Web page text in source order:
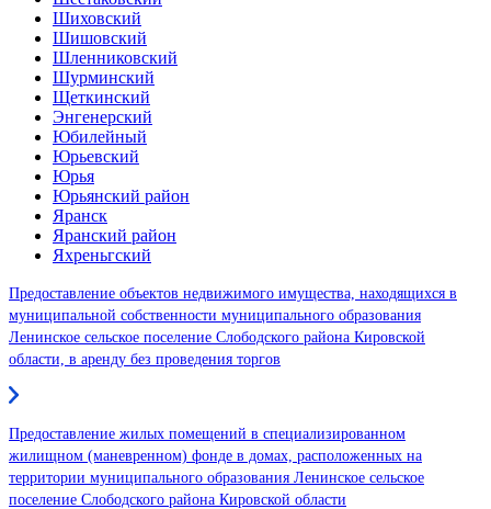
Шиховский
Шишовский
Шленниковский
Шурминский
Щеткинский
Энгенерский
Юбилейный
Юрьевский
Юрья
Юрьянский район
Яранск
Яранский район
Яхреньгский
Предоставление объектов недвижимого имущества, находящихся в
муниципальной собственности муниципального образования
Ленинское сельское поселение Слободского района Кировской
области, в аренду без проведения торгов
Предоставление жилых помещений в специализированном
жилищном (маневренном) фонде в домах, расположенных на
территории муниципального образования Ленинское сельское
поселение Слободского района Кировской области